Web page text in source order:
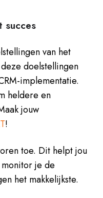
succes
van het
doelstellingen
implementatie.
heldere en
jouw
!
toe. Dit helpt jou
je de
het makkelijkste.